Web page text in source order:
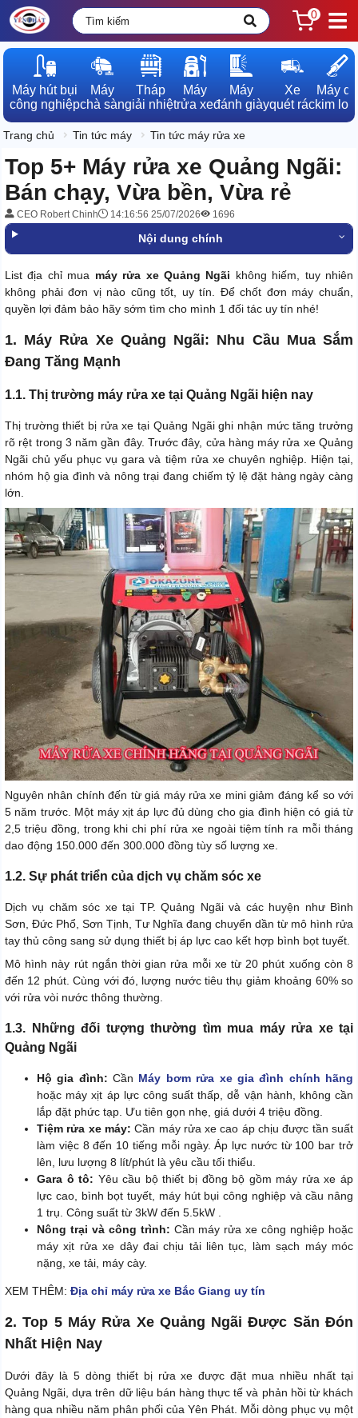
0
Máy hút bụi
công nghiệp
Máy
chà sàn
Tháp
giải nhiệt
Máy
rửa xe
Máy
đánh giày
Xe
quét rác
Máy dò
kim loại
Trang chủ Tin tức máy Tin tức máy rửa xe
Top 5+ Máy rửa xe Quảng Ngãi:
Bán chạy, Vừa bền, Vừa rẻ
CEO Robert Chinh 14:16:56 25/07/2026 1696
Nội dung chính
List địa chỉ mua máy rửa xe Quảng Ngãi không hiếm, tuy nhiên
không phải đơn vị nào cũng tốt, uy tín. Để chốt đơn máy chuẩn,
quyền lợi đảm bảo hãy sớm tìm cho mình 1 đối tác uy tín nhé!
1. Máy Rửa Xe Quảng Ngãi: Nhu Cầu Mua Sắm
Đang Tăng Mạnh
1.1. Thị trường máy rửa xe tại Quảng Ngãi hiện nay
Thị trường thiết bị rửa xe tại Quảng Ngãi ghi nhận mức tăng trưởng
rõ rệt trong 3 năm gần đây. Trước đây, cửa hàng máy rửa xe Quảng
Ngãi chủ yếu phục vụ gara và tiệm rửa xe chuyên nghiệp. Hiện tại,
nhóm hộ gia đình và nông trại đang chiếm tỷ lệ đặt hàng ngày càng
lớn.
Nguyên nhân chính đến từ giá máy rửa xe mini giảm đáng kể so với
5 năm trước. Một máy xịt áp lực đủ dùng cho gia đình hiện có giá từ
2,5 triệu đồng, trong khi chi phí rửa xe ngoài tiệm tính ra mỗi tháng
dao động 150.000 đến 300.000 đồng tùy số lượng xe.
1.2. Sự phát triển của dịch vụ chăm sóc xe
Dịch vụ chăm sóc xe tại TP. Quảng Ngãi và các huyện như Bình
Sơn, Đức Phổ, Sơn Tịnh, Tư Nghĩa đang chuyển dần từ mô hình rửa
tay thủ công sang sử dụng thiết bị áp lực cao kết hợp bình bọt tuyết.
Mô hình này rút ngắn thời gian rửa mỗi xe từ 20 phút xuống còn 8
đến 12 phút. Cùng với đó, lượng nước tiêu thụ giảm khoảng 60% so
với rửa vòi nước thông thường.
1.3. Những đối tượng thường tìm mua máy rửa xe tại
Quảng Ngãi
Hộ gia đình: Cần Máy bơm rửa xe gia đình chính hãng
hoặc máy xịt áp lực công suất thấp, dễ vận hành, không cần
lắp đặt phức tạp. Ưu tiên gọn nhẹ, giá dưới 4 triệu đồng.
Tiệm rửa xe máy: Cần máy rửa xe cao áp chịu được tần suất
làm việc 8 đến 10 tiếng mỗi ngày. Áp lực nước từ 100 bar trở
lên, lưu lượng 8 lít/phút là yêu cầu tối thiểu.
Gara ô tô: Yêu cầu bộ thiết bị đồng bộ gồm máy rửa xe áp
lực cao, bình bọt tuyết, máy hút bụi công nghiệp và cầu nâng
1 trụ. Công suất từ 3kW đến 5.5kW .
Nông trại và công trình: Cần máy rửa xe công nghiệp hoặc
máy xịt rửa xe dây đai chịu tải liên tục, làm sạch máy móc
nặng, xe tải, máy cày.
XEM THÊM: Địa chỉ máy rửa xe Bắc Giang uy tín
2. Top 5 Máy Rửa Xe Quảng Ngãi Được Săn Đón
Nhất Hiện Nay
Dưới đây là 5 dòng thiết bị rửa xe được đặt mua nhiều nhất tại
Quảng Ngãi, dựa trên dữ liệu bán hàng thực tế và phản hồi từ khách
hàng qua nhiều năm phân phối của Yên Phát. Mỗi dòng phục vụ một